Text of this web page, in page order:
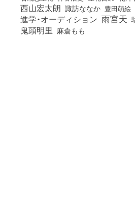
西山宏太朗 諏訪ななか 豊田萌絵
進学・オーディション 雨宮天
鬼頭明里 麻倉もも